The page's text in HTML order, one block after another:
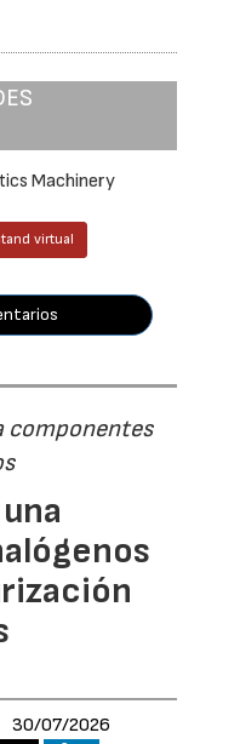
Machinery
virtual
componentes
30/07/2026